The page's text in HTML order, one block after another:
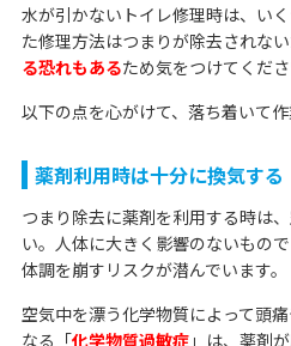
水が引かないトイレ修理時は、い
た修理方法はつまりが除去されない
る恐れもあるため気をつけてくださ
以下の点を心がけて、落ち着いて作
薬剤利用時は十分に換気する
つまり除去に薬剤を利用する時は
い。人体に大きく影響のないもの
体調を崩すリスクが潜んでいます。
空気中を漂う化学物質によって頭
なる「化学物質過敏症」は、薬剤